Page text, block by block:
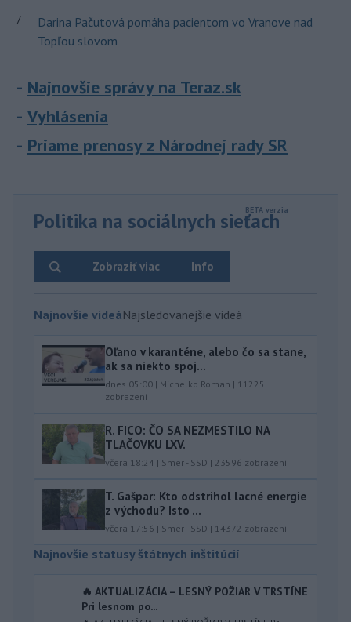
7
Darina Pačutová pomáha pacientom vo Vranove nad
Topľou slovom
Najnovšie správy na Teraz.sk
Vyhlásenia
Priame prenosy z Národnej rady SR
Politika na sociálnych sieťach
Info
Zobraziť viac
Najnovšie videáNajsledovanejšie videá
Oľano v karanténe, alebo čo sa stane,
ak sa niekto spoj...
dnes 05:00 | Michelko Roman | 11225
zobrazení
R. FICO: ČO SA NEZMESTILO NA
TLAČOVKU LXV.
včera 18:24 | Smer - SSD | 23596 zobrazení
T. Gašpar: Kto odstrihol lacné energie
z východu? Isto ...
včera 17:56 | Smer - SSD | 14372 zobrazení
Najnovšie statusy štátnych inštitúcií
🔥 AKTUALIZÁCIA – LESNÝ POŽIAR V TRSTÍNE
Pri lesnom po...